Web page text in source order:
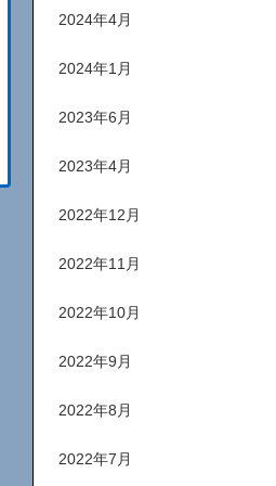
2024年4月
2024年1月
2023年6月
2023年4月
2022年12月
2022年11月
2022年10月
2022年9月
2022年8月
2022年7月